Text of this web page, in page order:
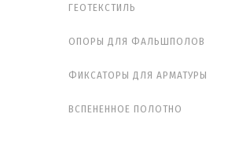
ГЕОТЕКСТИЛЬ
ОПОРЫ ДЛЯ ФАЛЬШПОЛОВ
ФИКСАТОРЫ ДЛЯ АРМАТУРЫ
ВСПЕНЕННОЕ ПОЛОТНО